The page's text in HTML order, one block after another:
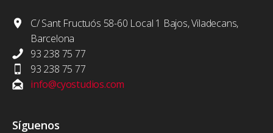
C/ Sant Fructuós 58-60 Local 1 Bajos, Viladecans,
Barcelona
93 238 75 77
93 238 75 77
info@cyostudios.com
Síguenos